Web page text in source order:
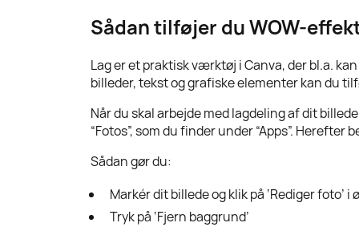
Sådan tilføjer du WOW-
Lag er et praktisk værktøj i Canva, der bl.a.
billeder, tekst og grafiske elementer kan du
Når du skal arbejde med lagdeling af dit
“Fotos”, som du finder under “Apps”.
Sådan gør du:
Markér dit billede og klik på ‘Rediger foto’
Tryk på ‘Fjern baggrund’